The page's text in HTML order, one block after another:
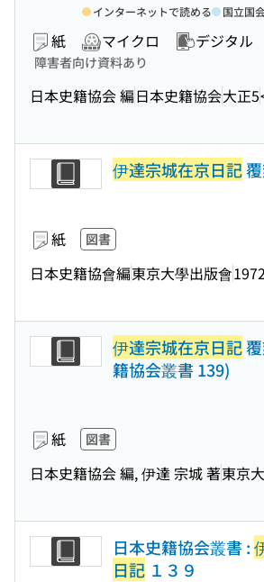
紙 マイクロ デジタル
障害者向け資料あり
日本史籍協会 編日本史籍協会大正5
インターネットで読める 国立国
伊達宗城在京日記
紙 図書
日本史籍協會編東京大學出版會
伊達宗城在京日記
籍協会叢書 139)
紙 図書
日本史籍協会 編, 伊達 宗城 著東京
日本史籍協会叢書 :
日記 １３９